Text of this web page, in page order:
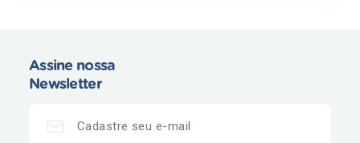
Assine nossa
Newsletter